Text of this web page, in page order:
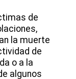
de
la muerte
de
o a la
algunos